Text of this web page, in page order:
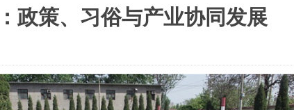
政策、习俗与产业协同发展